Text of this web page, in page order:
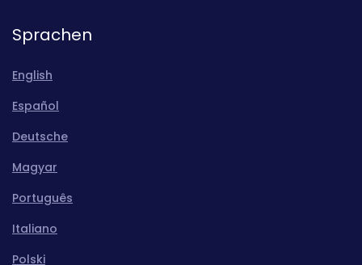
Sprachen
English
Español
Deutsche
Magyar
Português
Italiano
Polski